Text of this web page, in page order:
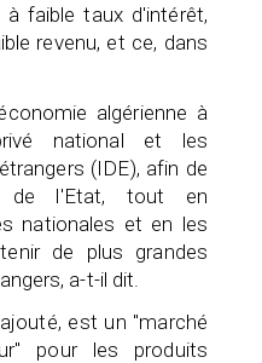
faible taux d'intérêt,
revenu, et ce, dans
algérienne à
national et les
(IDE), afin de
de l'Etat, tout en
nationales et en les
de plus grandes
a-t-il dit.
est un "marché
pour les produits